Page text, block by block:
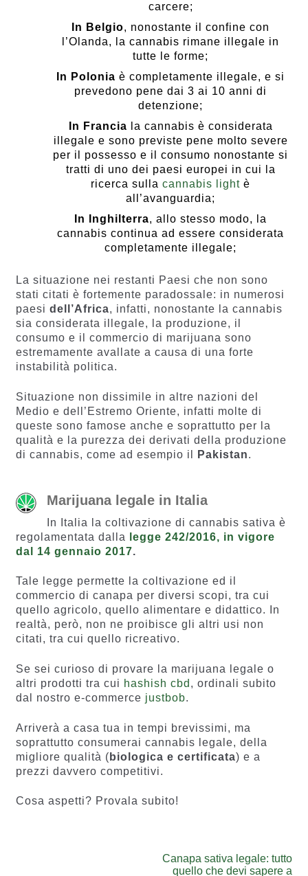
carcere;
In Belgio, nonostante il confine con
l’Olanda, la cannabis rimane illegale in
tutte le forme;
In Polonia è completamente illegale, e si
prevedono pene dai 3 ai 10 anni di
detenzione;
In Francia la cannabis è considerata
illegale e sono previste pene molto severe
per il possesso e il consumo nonostante si
tratti di uno dei paesi europei in cui la
ricerca sulla cannabis light è
all’avanguardia;
In Inghilterra, allo stesso modo, la
cannabis continua ad essere considerata
completamente illegale;
La situazione nei restanti Paesi che non sono
stati citati è fortemente paradossale: in numerosi
paesi dell’Africa, infatti, nonostante la cannabis
sia considerata illegale, la produzione, il
consumo e il commercio di marijuana sono
estremamente avallate a causa di una forte
instabilità politica.
Situazione non dissimile in altre nazioni del
Medio e dell’Estremo Oriente, infatti molte di
queste sono famose anche e soprattutto per la
qualità e la purezza dei derivati della produzione
di cannabis, come ad esempio il
Pakistan.
Marijuana legale in Italia
In Italia la coltivazione di cannabis sativa è
regolamentata dalla legge 242/2016, in vigore
dal 14 gennaio 2017.
Tale legge permette la coltivazione ed il
commercio di canapa per diversi scopi, tra cui
quello agricolo, quello alimentare e didattico. In
realtà, però, non ne proibisce gli altri usi non
citati, tra cui quello ricreativo.
Se sei curioso di provare la marijuana legale o
altri prodotti tra cui hashish cbd , ordinali subito
dal nostro e-commerce justbob.
Arriverà a casa tua in tempi brevissimi, ma
soprattutto consumerai cannabis legale, della
migliore qualità ( biologica e certificata) e a
prezzi davvero competitivi.
Cosa aspetti? Provala subito!
Next
post:
Canapa sativa legale: tutto
quello che devi sapere a